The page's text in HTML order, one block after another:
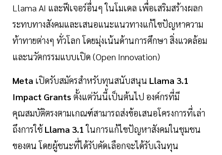
Llama AI และฟีเจอร์อื่นๆ ในโมเดล เพื่อเสริมสร้างผลก
ระทบทางสังคมและเสนอแนะแนวทางแก้ไขปัญหาความ
ท้าทายต่างๆ ทั่วโลก โดยมุ่งเน้นด้านการศึกษา สิ่งแวดล้อม
และนวัตกรรมแบบเปิด (Open Innovation)
Meta เปิดรับสมัครสำหรับทุนสนับสนุน Llama 3.1
Impact Grants ตั้งแต่วันนี้เป็นต้นไป องค์กรที่มี
คุณสมบัติตรงตามเกณฑ์สามารถส่งข้อเสนอโครงการที่เล่า
ถึงการใช้Llama 3.1ในการแก้ไขปัญหาสังคมในชุมชน
ของตน โดยผู้ชนะที่ได้รับคัดเลือกจะได้รับเงินทุน